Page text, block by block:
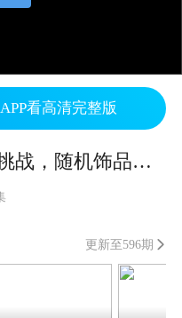
看高清完整版
骰子决定一切！盲盒大挑战，随机饰品做出超萌痛袋
更新至596期